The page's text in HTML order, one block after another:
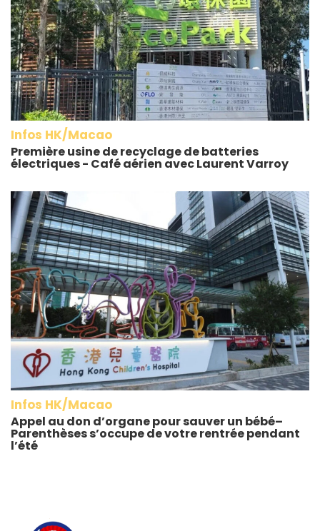
Infos HK/Macao
Première usine de recyclage de batteries
électriques - Café aérien avec Laurent Varroy
Infos HK/Macao
Appel au don d’organe pour sauver un bébé–
Parenthèses s’occupe de votre rentrée pendant
l’été